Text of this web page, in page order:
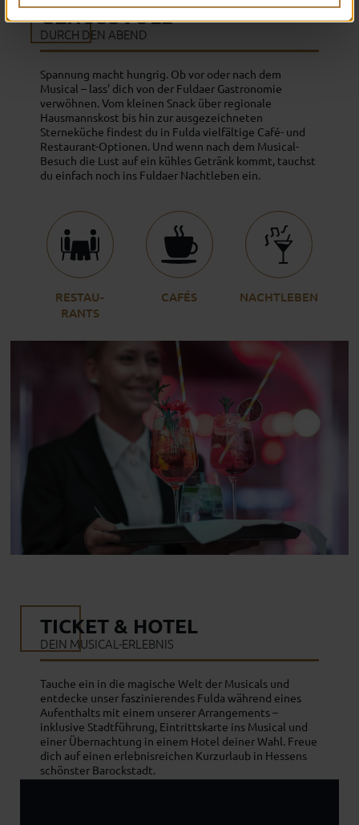
GENUSSVOLL
DURCH DEN ABEND
Spannung macht hungrig. Ob vor oder nach dem
Musical – lass' dich von der Fuldaer Gastronomie
verwöhnen. Vom kleinen Snack über regionale
Hausmannskost bis hin zur ausgezeichneten
Sterneküche findest du in Fulda vielfältige Café- und
Restaurant-Optionen. Und wenn nach dem Musical-
Besuch die Lust auf ein kühles Getränk kommt, tauchst
du einfach noch ins Fuldaer Nachtleben ein.
RESTAU­
RANTS
CAFÉS NACHT­LEBEN
TICKET & HOTEL
DEIN MUSICAL-ERLEBNIS
Tauche ein in die magische Welt der Musicals und
entdecke unser faszinierendes Fulda während eines
Aufenthalts mit einem unserer Arrangements –
inklusive Stadtführung, Eintrittskarte ins Musical und
einer Übernachtung in einem Hotel deiner Wahl. Freue
dich auf einen erlebnisreichen Kurzurlaub in Hessens
schönster Barockstadt.